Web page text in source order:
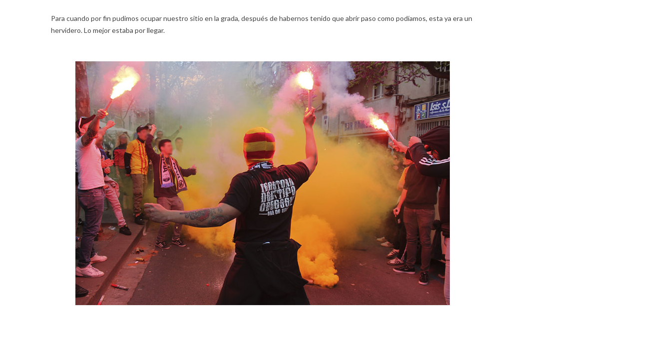
Para cuando por fin pudimos ocupar nuestro sitio en la grada, después de habernos tenido que abrir paso como podíamos, esta ya era un
hervidero. Lo mejor estaba por llegar.